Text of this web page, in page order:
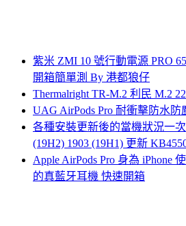
紫米 ZMI 10 號行動電源 PRO
開箱簡單測 By 港都狼仔
Thermalright TR-M.2 利民 M.2
UAG AirPods Pro 耐衝擊防水
各種安裝更新後的當機狀況一次
(19H2) 1903 (19H1) 更新
Apple AirPods Pro 身為 iPhone
的真藍牙耳機 快速開箱